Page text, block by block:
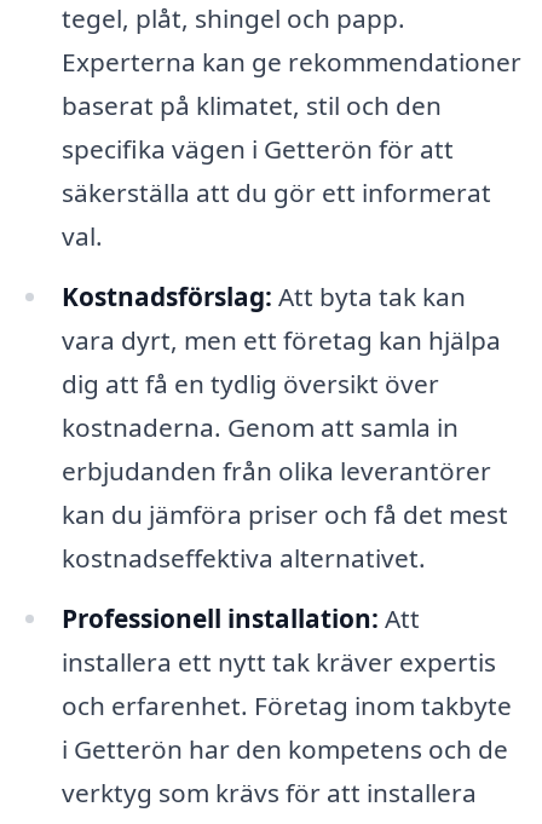
tegel, plåt, shingel och papp.
Experterna kan ge rekommendationer
baserat på klimatet, stil och den
specifika vägen i Getterön för att
säkerställa att du gör ett informerat
val.
Kostnadsförslag: Att byta tak kan
vara dyrt, men ett företag kan hjälpa
dig att få en tydlig översikt över
kostnaderna. Genom att samla in
erbjudanden från olika leverantörer
kan du jämföra priser och få det mest
kostnadseffektiva alternativet.
Professionell installation: Att
installera ett nytt tak kräver expertis
och erfarenhet. Företag inom takbyte
i Getterön har den kompetens och de
verktyg som krävs för att installera